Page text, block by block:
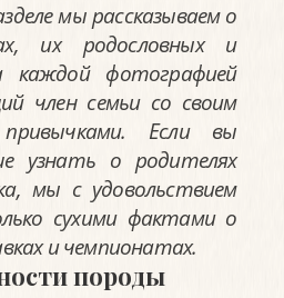
мы рассказываем о
их родословных и
фотографией
член семьи со своим
Если вы
узнать о родителях
мы с удовольствием
сухими фактами о
и чемпионатах.
породы